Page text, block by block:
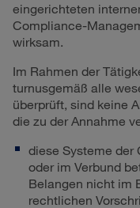
eingerichteten
Compliance-
wirksam.
Im Rahmen der
turnusgemäß alle
überprüft, sind keine
die zu der Annahme
diese Systeme der
oder im Verbund
Belangen nicht im
rechtlichen